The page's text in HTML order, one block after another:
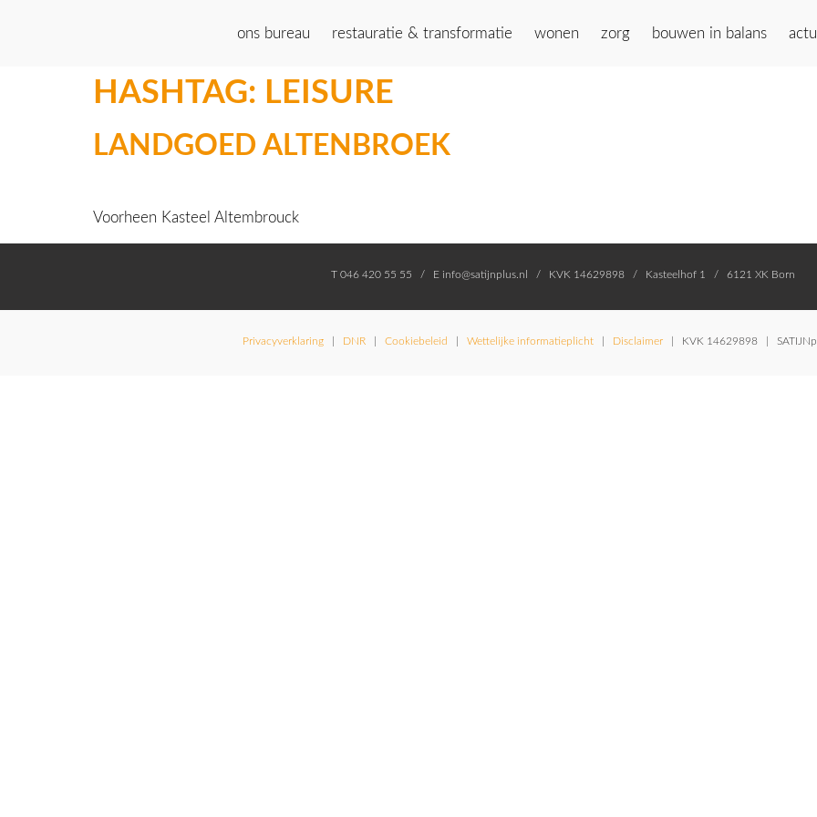
ons bureau restauratie & transformatie wonen zorg bouwen in balans
HASHTAG: LEISURE
LANDGOED ALTENBROEK
Voorheen Kasteel Altembrouck
T 046 420 55 55 / E info@satijnplus.nl / KVK 14629898 / Kasteelhof 1 / 6121 XK Born
Privacyverklaring| DNR| Cookiebeleid Wettelijke informatieplicht| Disclaimer| KVK 14629898 |